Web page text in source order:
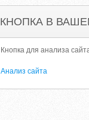
КНОПКА В
Кнопка для анализа
Анализ сайта